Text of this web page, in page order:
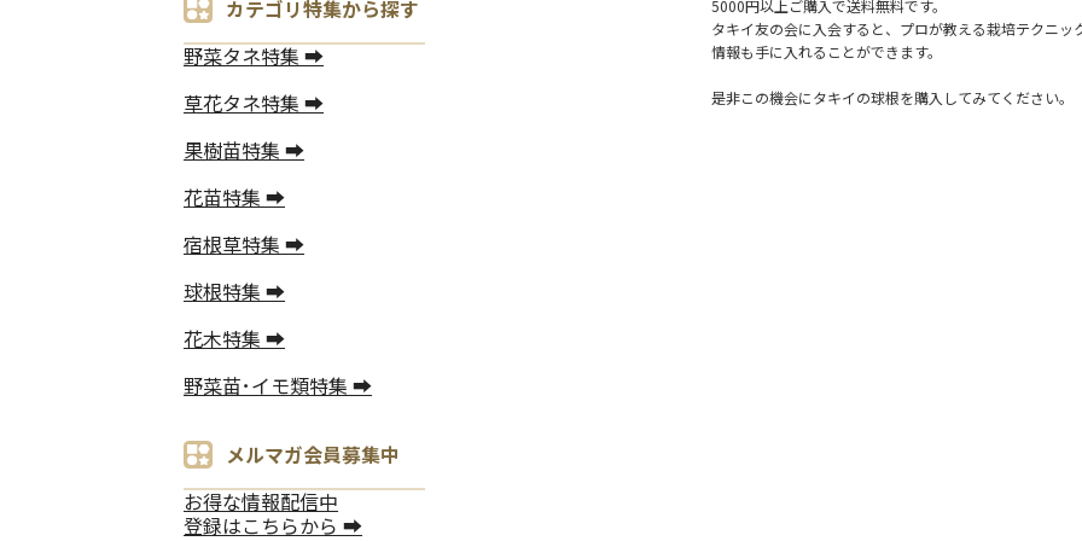
カテゴリ特集から探す
野菜タネ特集 ➡
草花タネ特集 ➡
果樹苗特集 ➡
花苗特集 ➡
宿根草特集 ➡
球根特集 ➡
花木特集 ➡
野菜苗･イモ類特集 ➡
メルマガ会員募集中
お得な情報配信中
登録はこちらから ➡
5000円以上ご購入で送料無料です。
タキイ友の会に入会すると、プロが教える栽培テクニッ
情報も手に入れることができます。
是非この機会にタキイの球根を購入してみてください。